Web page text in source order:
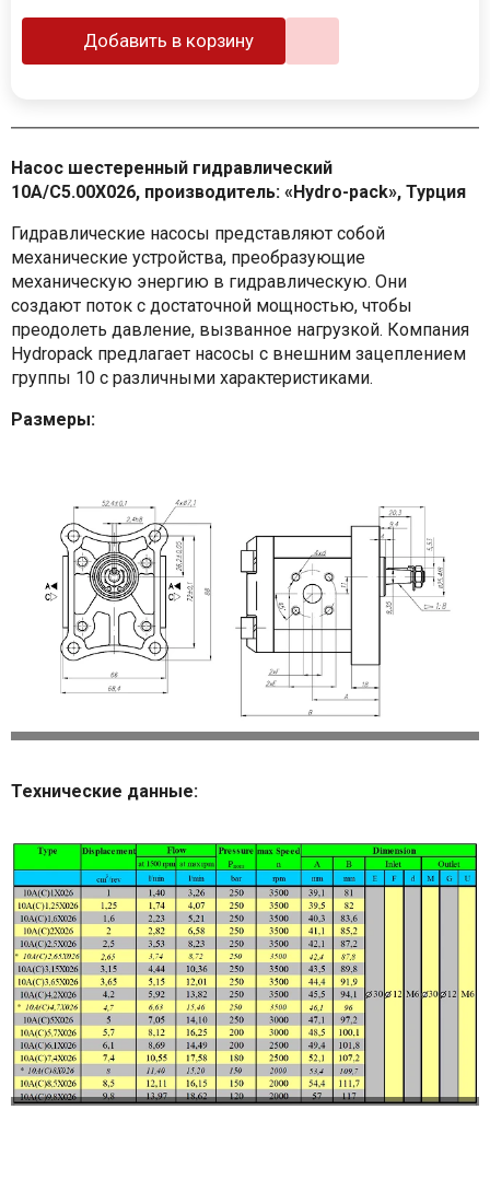
Добавить в корзину
Насос шестеренный гидравлический
10A/C5.00X026, производитель: «Hydro-pack», Турция
Гидравлические насосы представляют собой
механические устройства, преобразующие
механическую энергию в гидравлическую. Они
создают поток с достаточной мощностью, чтобы
преодолеть давление, вызванное нагрузкой. Компания
Hydropack предлагает насосы с внешним зацеплением
группы 10 с различными характеристиками.
Размеры:
Технические данные: